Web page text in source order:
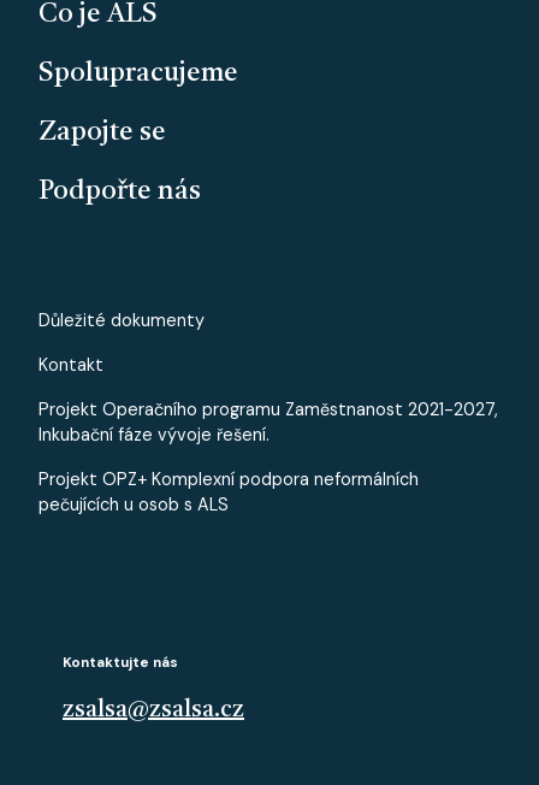
Co je ALS
Spolupracujeme
Zapojte se
Podpořte nás
PATICKA - MALE
Důležité dokumenty
Kontakt
Projekt Operačního programu Zaměstnanost 2021-2027,
Inkubační fáze vývoje řešení.
Projekt OPZ+ Komplexní podpora neformálních
pečujících u osob s ALS
Kontaktujte nás
zsalsa@zsalsa.cz